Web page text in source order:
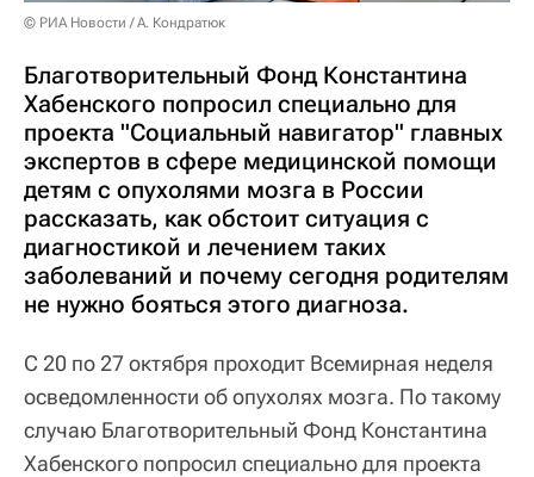
© РИА Новости / А. Кондратюк
Благотворительный Фонд Константина
Хабенского попросил специально для
проекта "Социальный навигатор" главных
экспертов в сфере медицинской помощи
детям с опухолями мозга в России
рассказать, как обстоит ситуация с
диагностикой и лечением таких
заболеваний и почему сегодня родителям
не нужно бояться этого диагноза.
С 20 по 27 октября проходит Всемирная неделя
осведомленности об опухолях мозга. По такому
случаю Благотворительный Фонд Константина
Хабенского попросил специально для проекта